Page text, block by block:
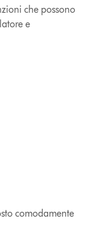
che possono
e
comodamente